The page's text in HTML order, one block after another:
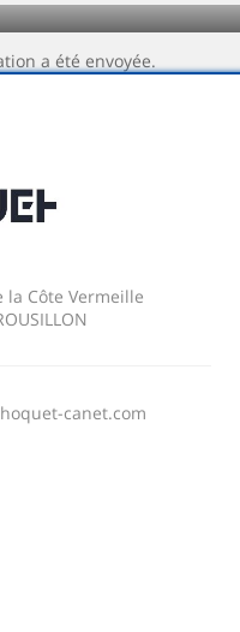
a été envoyée.
la Côte Vermeille
canet.com